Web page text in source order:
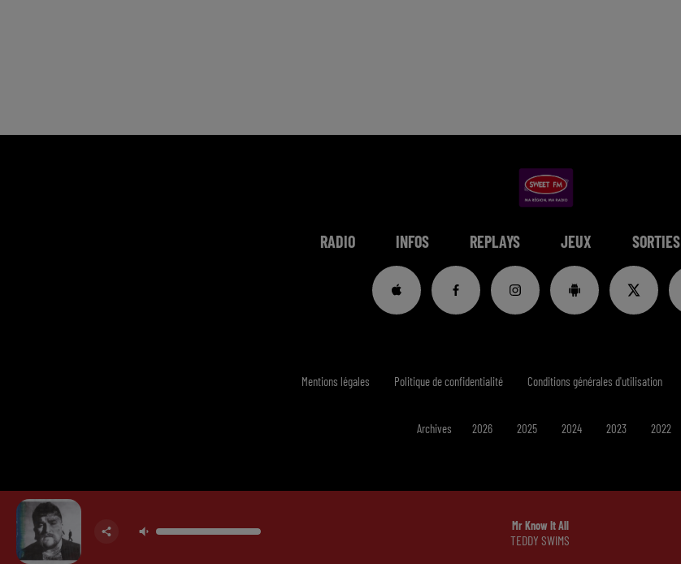
RADIO INFOS REPLAYS JEUX SORTIES
Mr Know It All
TEDDY SWIMS
Mentions légales Politique de confidentialité Conditions générales d'utilisation
Archives 2026 2025 2024 2023 2022